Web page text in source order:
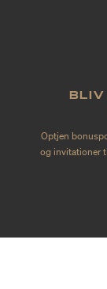
BLIV
Optjen
og invitationer